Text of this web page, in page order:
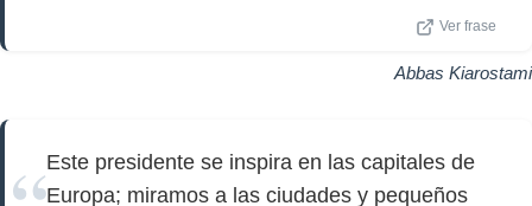
Ver frase
Abbas Kiarostami
Este presidente se inspira en las capitales de
Europa; miramos a las ciudades y pequeños